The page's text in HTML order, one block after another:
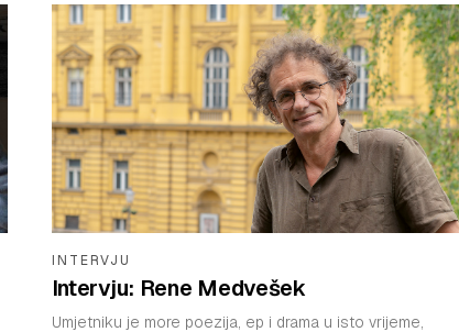
INTERVJU
Intervju: Rene Medvešek
Umjetniku je more poezija, ep i drama u isto vrijeme,